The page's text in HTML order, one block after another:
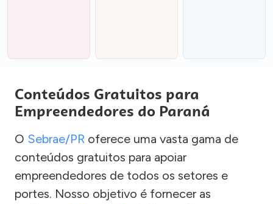
Conteúdos Gratuitos para
Empreendedores do Paraná
O Sebrae/PR oferece uma vasta gama de
conteúdos gratuitos para apoiar
empreendedores de todos os setores e
portes. Nosso objetivo é fornecer as